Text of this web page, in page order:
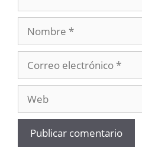
Nombre
electrónico